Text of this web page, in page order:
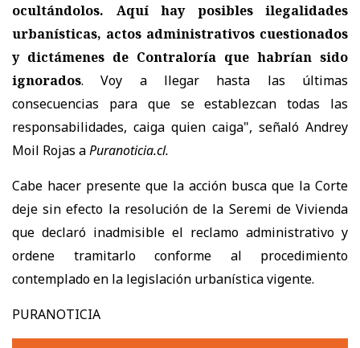
ocultándolos. Aquí hay posibles ilegalidades
urbanísticas, actos administrativos cuestionados
y dictámenes de Contraloría que habrían sido
ignorados. Voy a llegar hasta las últimas
consecuencias para que se establezcan todas las
responsabilidades, caiga quien caiga", señaló Andrey
Moil Rojas aPuranoticia.cl.
Cabe hacer presente que la acción busca que la Corte
deje sin efecto la resolución de la Seremi de Vivienda
que declaró inadmisible el reclamo administrativo y
ordene tramitarlo conforme al procedimiento
contemplado en la legislación urbanística vigente.
PURANOTICIA